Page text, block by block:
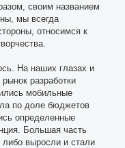
своим названием
мы всегда
относимся к
На наших глазах и
разработки
мобильные
по доле бюджетов
определенные
Большая часть
либо выросли и стали